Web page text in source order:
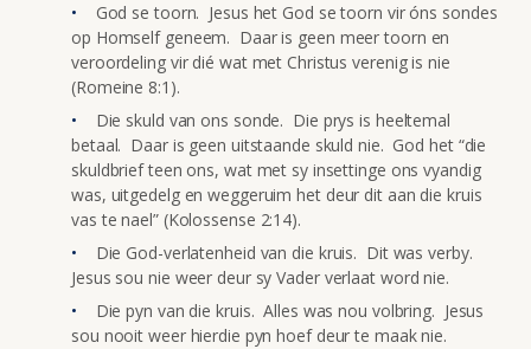
God se toorn. Jesus het God se toorn vir óns sondes
op Homself geneem. Daar is geen meer toorn en
veroordeling vir dié wat met Christus verenig is nie
(Romeine 8:1).
Die skuld van ons sonde. Die prys is heeltemal
betaal. Daar is geen uitstaande skuld nie. God het “die
skuldbrief teen ons, wat met sy insettinge ons vyandig
was, uitgedelg en weggeruim het deur dit aan die kruis
vas te nael” (Kolossense 2:14).
Die God-verlatenheid van die kruis. Dit was verby.
Jesus sou nie weer deur sy Vader verlaat word nie.
Die pyn van die kruis. Alles was nou volbring. Jesus
sou nooit weer hierdie pyn hoef deur te maak nie.